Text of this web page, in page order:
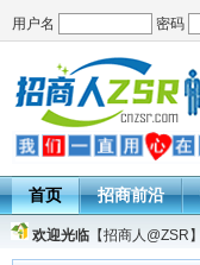
用户名 密码
首页 招商前沿
欢迎光临 【招商人@ZSR】